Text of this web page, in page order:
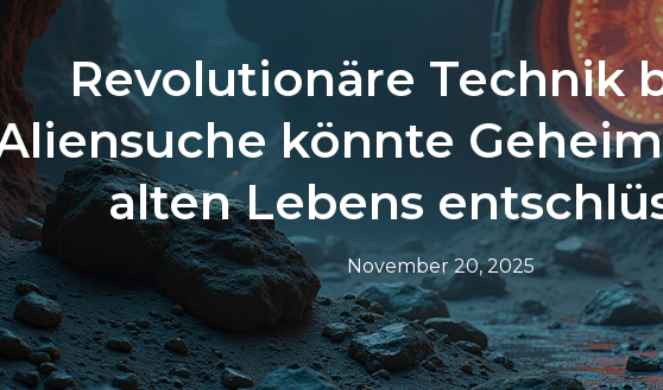
Revolutionäre Technik
könnte
alten Lebens
November 20, 2025